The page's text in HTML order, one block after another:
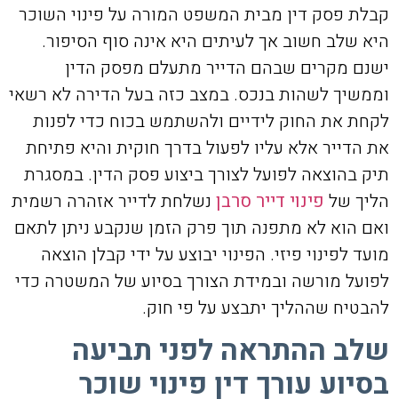
קבלת פסק דין מבית המשפט המורה על פינוי השוכר
היא שלב חשוב אך לעיתים היא אינה סוף הסיפור.
ישנם מקרים שבהם הדייר מתעלם מפסק הדין
וממשיך לשהות בנכס. במצב כזה בעל הדירה לא רשאי
לקחת את החוק לידיים ולהשתמש בכוח כדי לפנות
את הדייר אלא עליו לפעול בדרך חוקית והיא פתיחת
תיק בהוצאה לפועל לצורך ביצוע פסק הדין. במסגרת
הליך של פינוי דייר סרבן נשלחת לדייר אזהרה רשמית
ואם הוא לא מתפנה תוך פרק הזמן שנקבע ניתן לתאם
מועד לפינוי פיזי. הפינוי יבוצע על ידי קבלן הוצאה
לפועל מורשה ובמידת הצורך בסיוע של המשטרה כדי
להבטיח שההליך יתבצע על פי חוק.
שלב ההתראה לפני תביעה
בסיוע עורך דין פינוי שוכר